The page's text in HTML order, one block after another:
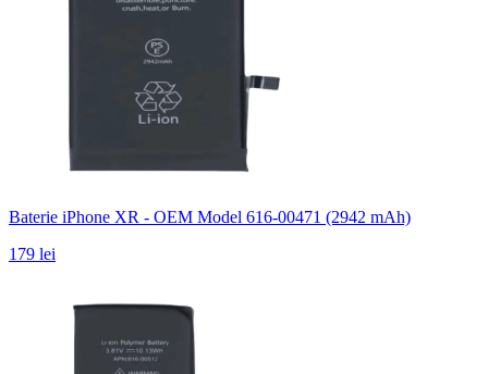
Baterie iPhone XR - OEM Model 616-00471 (2942 mAh)
179 lei